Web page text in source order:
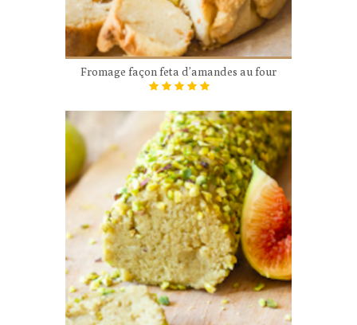
Fromage façon feta d’amandes au four